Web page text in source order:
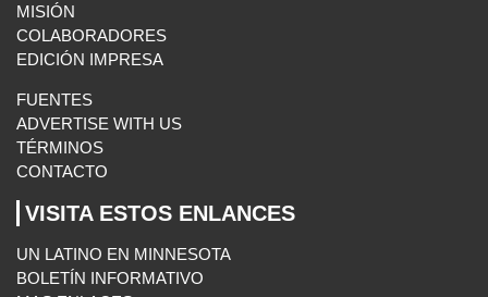
MISIÓN
COLABORADORES
EDICIÓN IMPRESA
FUENTES
ADVERTISE WITH US
TÉRMINOS
CONTACTO
VISITA ESTOS ENLANCES
UN LATINO EN MINNESOTA
BOLETÍN INFORMATIVO